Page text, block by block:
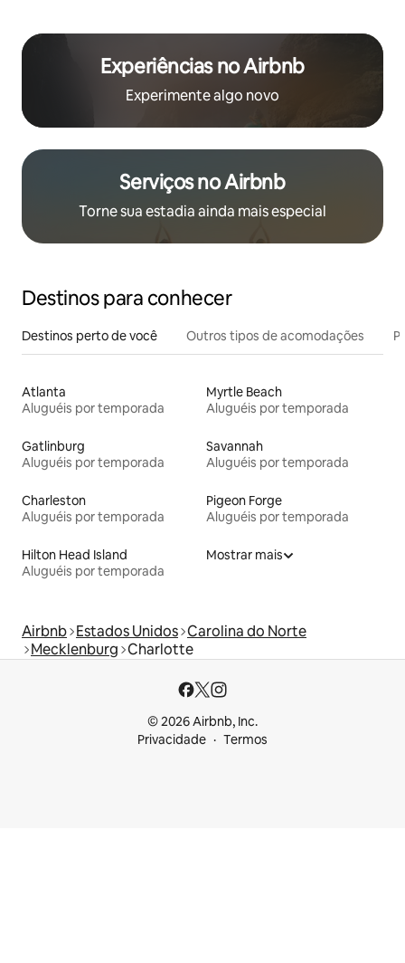
Experiências no Airbnb
Experimente algo novo
Serviços no Airbnb
Torne sua estadia ainda mais especial
Destinos para conhecer
Destinos perto de você Outros tipos de acomodações
Atlanta
Aluguéis por temporada
Myrtle Beach
Aluguéis por temporada
Gatlinburg
Aluguéis por temporada
Savannah
Aluguéis por temporada
Charleston
Aluguéis por temporada
Pigeon Forge
Aluguéis por temporada
Hilton Head Island
Aluguéis por temporada
Mostrar mais
Airbnb Estados Unidos Carolina do Norte
Mecklenburg Charlotte
© 2026 Airbnb, Inc.
Privacidade
Termos